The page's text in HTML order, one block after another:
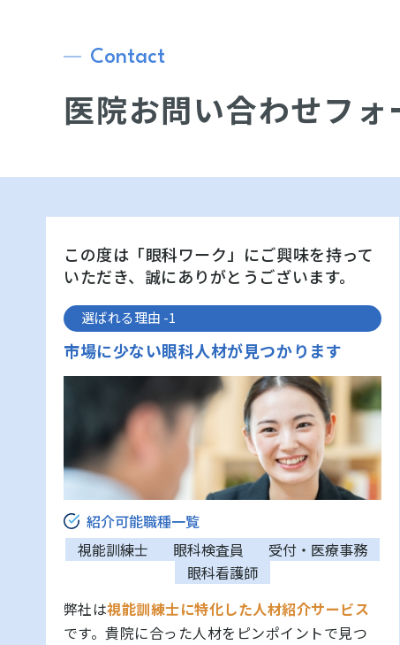
Contact
医院お問い合わせフォ
この度は「眼科ワーク」にご興味を持って
いただき、誠にありがとうございます。
選ばれる理由 -1
市場に少ない眼科人材が見つかります
紹介可能職種一覧
視能訓練士
眼科検査員
受付・医療事務
眼科看護師
弊社は視能訓練士に特化した人材紹介サービス
です。貴院に合った人材をピンポイントで見つ